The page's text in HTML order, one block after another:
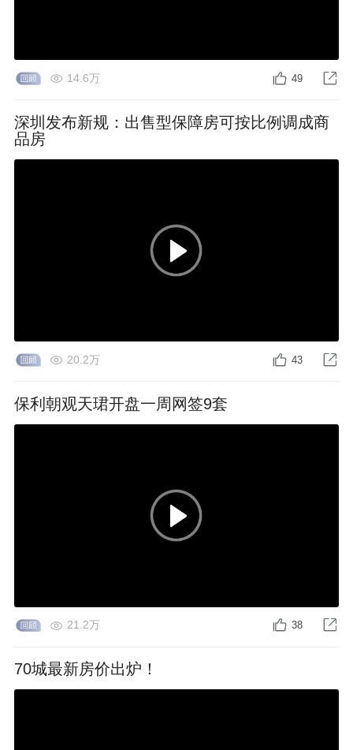
14.6万 49
深圳发布新规：出售型保障房可按比例调成商
品房
20.2万 43
保利朝观天珺开盘一周网签9套
21.2万 38
70城最新房价出炉！